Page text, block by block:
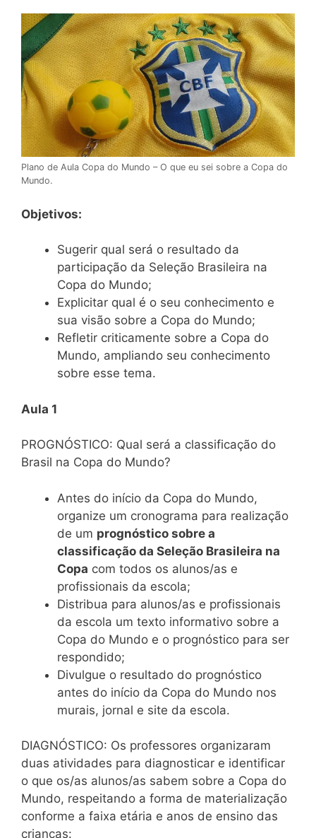
Plano de Aula Copa do Mundo – O que eu sei sobre a Copa do
Mundo.
Objetivos:
Sugerir qual será o resultado da
participação da Seleção Brasileira na
Copa do Mundo;
Explicitar qual é o seu conhecimento e
sua visão sobre a Copa do Mundo;
Refletir criticamente sobre a Copa do
Mundo, ampliando seu conhecimento
sobre esse tema.
Aula 1
PROGNÓSTICO: Qual será a classificação do
Brasil na Copa do Mundo?
Antes do início da Copa do Mundo,
organize um cronograma para realização
de um prognóstico sobre a
classificação da Seleção Brasileira na
Copa com todos os alunos/as e
profissionais da escola;
Distribua para alunos/as e profissionais
da escola um texto informativo sobre a
Copa do Mundo e o prognóstico para ser
respondido;
Divulgue o resultado do prognóstico
antes do início da Copa do Mundo nos
murais, jornal e site da escola.
DIAGNÓSTICO: Os professores organizaram
duas atividades para diagnosticar e identificar
o que os/as alunos/as sabem sobre a Copa do
Mundo, respeitando a forma de materialização
conforme a faixa etária e anos de ensino das
crianças: